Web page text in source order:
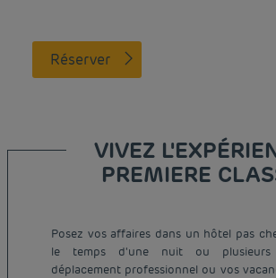
Réserver
VIVEZ
PREMIERE
Posez vos affaires dans un hôtel pas
le temps d'une nuit ou
déplacement professionnel ou vos